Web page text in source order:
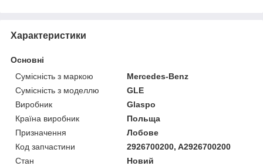
Характеристики
Основні
Сумісність з маркою
Mercedes-Benz
Сумісність з моделлю
GLE
Виробник
Glaspo
Країна виробник
Польща
Призначення
Лобове
Код запчастини
2926700200, A2926700200
Стан
Новий